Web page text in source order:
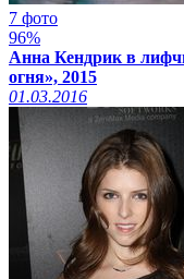
7 фото
96%
Анна Кендрик в
огня», 2015
01.03.2016